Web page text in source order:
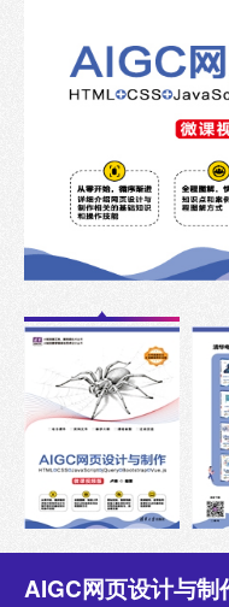
AIGC网页设计与制